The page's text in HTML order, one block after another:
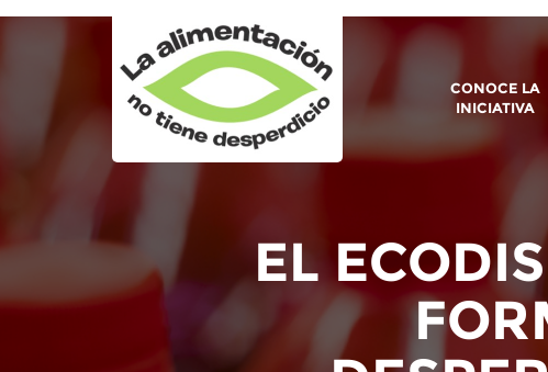
CONOCE LA
INICIATIVA
EL